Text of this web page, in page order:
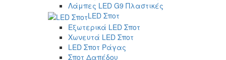
Λάμπες LED G9 Πλαστικές
LED Σποτ
Εξωτερικά LED Σποτ
Χωνευτά LED Σποτ
LED Σποτ Ράγας
Σποτ Δαπέδου